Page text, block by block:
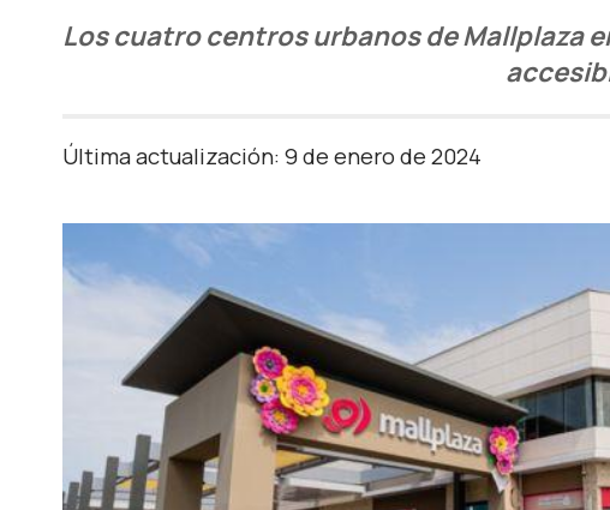
Los cuatro centros urbanos de Mallplaza
Última actualización: 9 de enero de 2024